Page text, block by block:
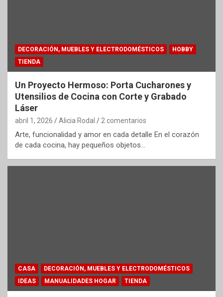
DECORACIÓN, MUEBLES Y ELECTRODOMÉSTICOS
HOBBY
TIENDA
Un Proyecto Hermoso: Porta Cucharones y
Utensilios de Cocina con Corte y Grabado
Láser
abril 1, 2026 Alicia Rodal 2 comentarios
Arte, funcionalidad y amor en cada detalle En el corazón
de cada cocina, hay pequeños objetos…
CASA
DECORACIÓN, MUEBLES Y ELECTRODOMÉSTICOS
IDEAS
MANUALIDADES HOGAR TIENDA